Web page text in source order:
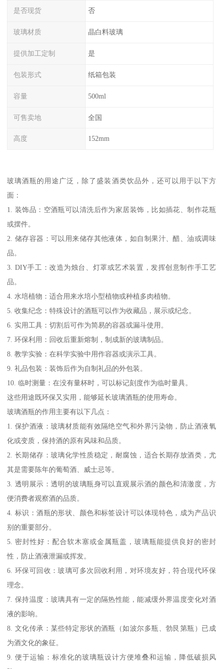
是否现货 否
玻璃材质 晶白料玻璃
提供加工定制 是
包装形式 纸箱包装
容量 500ml
可售卖地 全国
高度 152mm
玻璃酒瓶的用途广泛，除了盛装酒类饮品外，还可以用于以下方
面：
1. 装饰品：空酒瓶可以清洗后作为家居装饰，比如插花、制作花瓶
或摆件。
2. 储存容器：可以用来储存其他液体，如自制果汁、醋、油或调味
品。
3. DIY手工：改造为烛台、灯罩或艺术装置，发挥创意制作手工艺
品。
4. 水培植物：适合用来水培小型植物或种植多肉植物。
5. 收集纪念：特殊设计的酒瓶可以作为收藏品，展示或纪念。
6. 实用工具：切割后可作为简易的容器或漏斗使用。
7. 环保利用：回收后重新熔制，制成新的玻璃制品。
8. 教学实验：在科学实验中用作容器或演示工具。
9. 礼品包装：装饰后作为自制礼品的外包装。
10. 临时测量：在没有量杯时，可以标记刻度作为临时量具。
这些用途既环保又实用，能够延长玻璃酒瓶的使用寿命。
玻璃酒瓶的作用主要有以下几点：
1. 保护酒液：玻璃材质能有效隔绝空气和外界污染物，防止酒液氧
化或变质，保持酒的原有风味和品质。
2. 长期储存：玻璃化学性质稳定，耐腐蚀，适合长期存放酒类，尤
其是需要陈年的葡萄酒、威士忌等。
3. 透明展示：透明的玻璃瓶身可以直观展示酒的颜色和清澈度，方
便消费者观察酒的品质。
4. 标识：酒瓶的形状、颜色和标签设计可以体现特色，成为产品识
别的重要部分。
5. 密封性好：配合软木塞或金属瓶盖，玻璃瓶能提供良好的密封
性，防止酒液泄漏或挥发。
6. 环保可回收：玻璃可多次回收利用，对环境友好，符合现代环保
理念。
7. 保持温度：玻璃具有一定的隔热性能，能减缓外界温度变化对酒
液的影响。
8. 文化传承：某些特定形状的酒瓶（如波尔多瓶、勃艮第瓶）已成
为酒文化的象征。
9. 便于运输：标准化的玻璃瓶设计方便堆叠和运输，降低破损风